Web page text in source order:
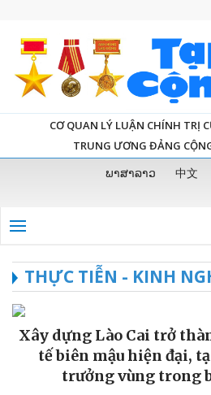
CƠ QUAN LÝ LUẬN CHÍNH TRỊ
TRUNG ƯƠNG ĐẢNG
ພາສາລາວ 中文
THỰC TIỄN - KINH
Xây dựng Lào Cai trở
tế biên mậu hiện đại,
trưởng vùng trong